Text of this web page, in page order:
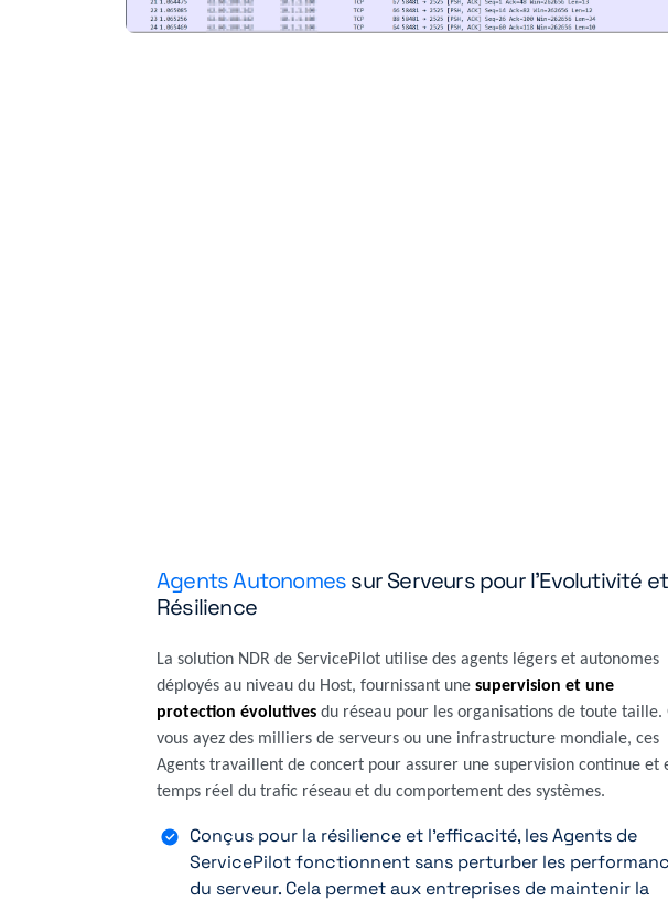
Agents Autonomessur Serveurs pour l'Evolutivité
Résilience
La solution NDR de ServicePilot utilise des agents légers et autonomes
déployés au niveau du Host, fournissant une supervision et une
protection évolutives du réseau pour les organisations de toute taille.
vous ayez des milliers de serveurs ou une infrastructure mondiale, ces
Agents travaillent de concert pour assurer une supervision continue et
temps réel du trafic réseau et du comportement des systèmes.
Conçus pour la résilience et l'efficacité, les Agents de
ServicePilot fonctionnent sans perturber les
du serveur. Cela permet aux entreprises de maintenir la